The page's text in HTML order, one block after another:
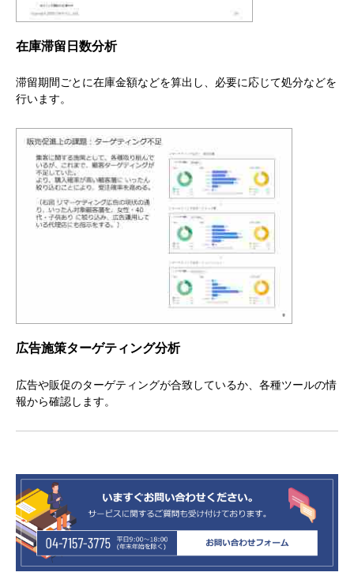
在庫滞留日数分析
滞留期間ごとに在庫金額などを算出し、必要に応じて処分などを
行います。
広告施策ターゲティング分析
広告や販促のターゲティングが合致しているか、各種ツールの情
報から確認します。